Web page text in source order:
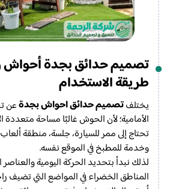
تصميم حدائق بجدة
طريقة الاستخدام
يختلفتصميم حدائق احواش بجدةعن
الأمامية؛ لأن الحوش غالبًا مساحة
تحتاج إلى ممر للسيارة، جلسة، منطقة
وخدمة للمطبخ في الموقع نفسه.
لذلك نبدأ بتحديد الحركة اليومية والعناصر
المناطق الخضراء في المواضع التي تضيف